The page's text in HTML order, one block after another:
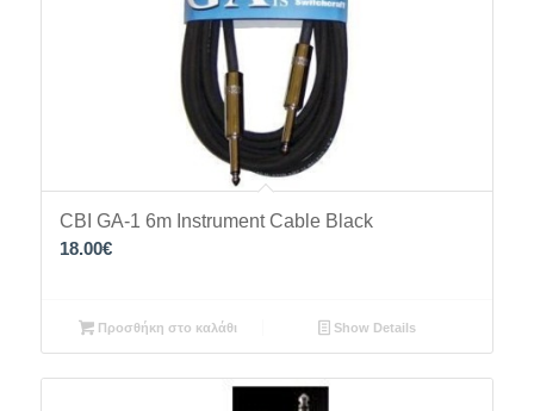
CBI GA-1 6m Instrument Cable Black
18.00€
Προσθήκη στο καλάθι Show Details